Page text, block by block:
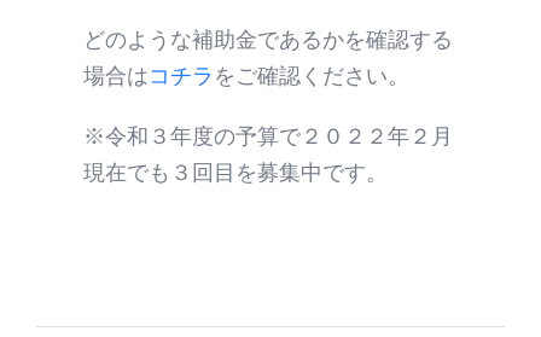
どのような補助金であるかを確認する
場合はコチラ をご確認ください。
※令和３年度の予算で２０２２年２月
現在でも３回目を募集中です。